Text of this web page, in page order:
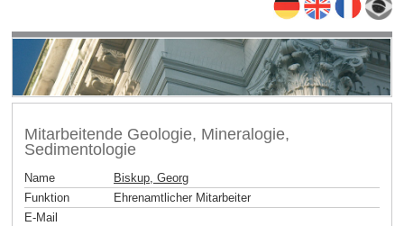
Mitarbeitende Geologie, Mineralogie,
Sedimentologie
Name
Biskup, Georg
Funktion
Ehrenamtlicher Mitarbeiter
E-Mail